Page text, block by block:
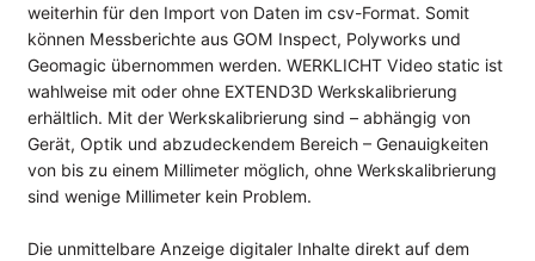
weiterhin für den Import von Daten im csv-Format. Somit
können Messberichte aus GOM Inspect, Polyworks und
Geomagic übernommen werden. WERKLICHT Video static ist
wahlweise mit oder ohne EXTEND3D Werkskalibrierung
erhältlich. Mit der Werkskalibrierung sind – abhängig von
Gerät, Optik und abzudeckendem Bereich – Genauigkeiten
von bis zu einem Millimeter möglich, ohne Werkskalibrierung
sind wenige Millimeter kein Problem.
Die unmittelbare Anzeige digitaler Inhalte direkt auf dem